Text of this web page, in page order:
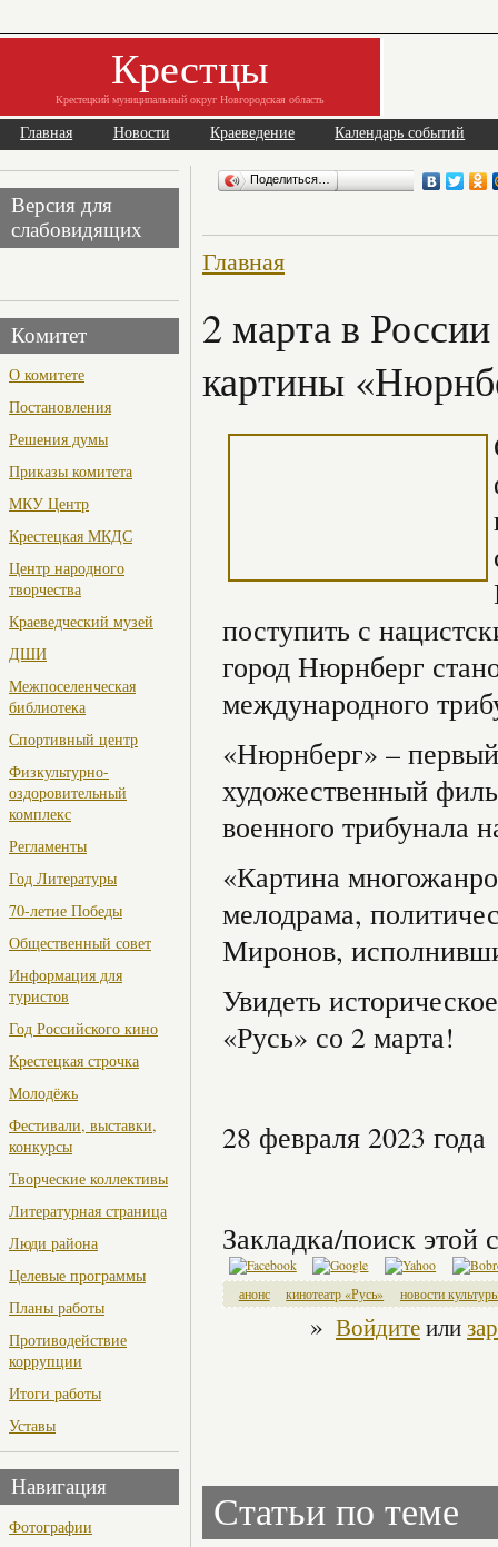
Крестцы
Крестецкий муниципальный округ Новгородская область
Главная Новости Краеведение Календарь событий
Версия для
слабовидящих
Комитет
О комитете
Постановления
Решения думы
Приказы комитета
МКУ Центр
Крестецкая МКДС
Центр народного
творчества
Краеведческий музей
ДШИ
Межпоселенческая
библиотека
Спортивный центр
Физкультурно-
оздоровительный
комплекс
Регламенты
Год Литературы
70-летие Победы
Общественный совет
Информация для
туристов
Год Российского кино
Крестецкая строчка
Молодёжь
Фестивали, выставки,
конкурсы
Творческие коллективы
Литературная страница
Люди района
Целевые программы
Планы работы
Противодействие
коррупции
Итоги работы
Уставы
Навигация
Фотографии
Поделиться…
Главная
2 марта в
картины
поступить с
город Нюрнберг
международного
«Нюрнберг» –
художественный
военного трибунала
«Картина
мелодрама,
Миронов,
Увидеть
«Русь» со 2 марта!
28 февраля 2023 года
Закладка/поиск этой
анонс кинотеатр «Русь» новости
» Войдитеили
Статьи по теме